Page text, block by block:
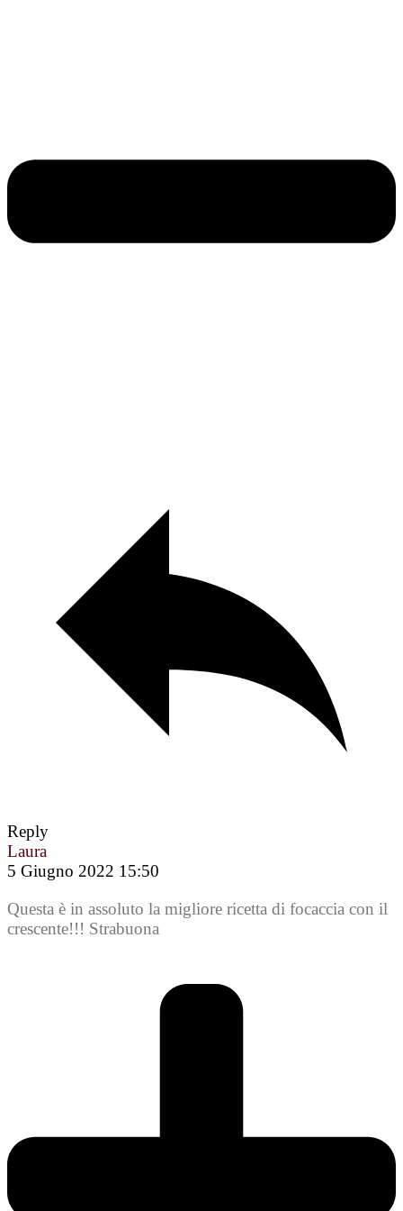
Reply
Laura
5 Giugno 2022 15:50
Questa è in assoluto la migliore ricetta di focaccia con il
crescente!!! Strabuona